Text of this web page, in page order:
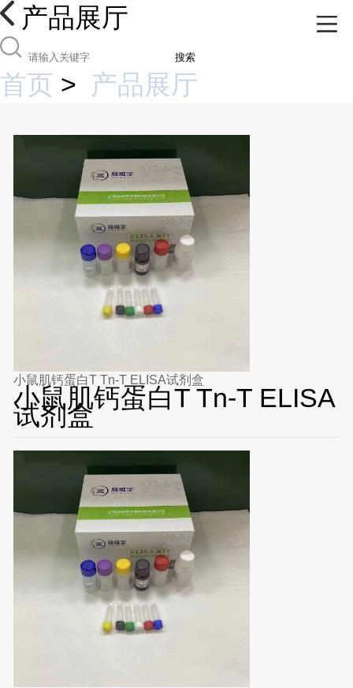
产品展厅
搜索
首页 > 产品展厅
小鼠肌钙蛋白T Tn-T ELISA试剂盒
小鼠肌钙蛋白T Tn-T ELISA
试剂盒